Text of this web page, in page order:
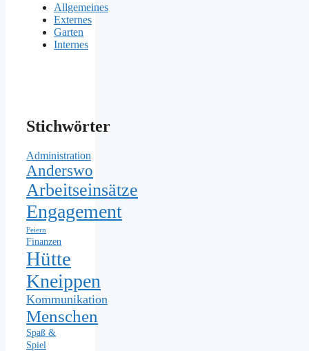
Allgemeines
Externes
Garten
Internes
Stichwörter
Administration
Anderswo
Arbeitseinsätze
Engagement
Feiern
Finanzen
Hütte
Kneippen
Kommunikation
Menschen
Spaß &
Spiel